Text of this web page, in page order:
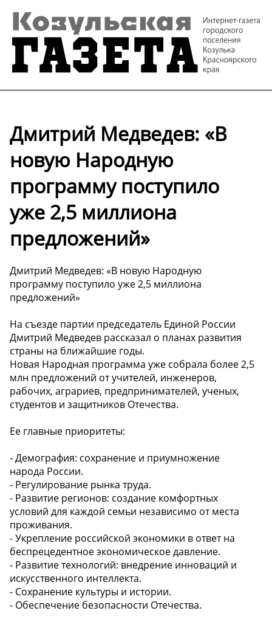
Дмитрий Медведев: «В
новую Народную
программу поступило
уже 2,5 миллиона
предложений»
Дмитрий Медведев: «В новую Народную
программу поступило уже 2,5 миллиона
предложений»
На съезде партии председатель Единой России
Дмитрий Медведев рассказал о планах развития
страны на ближайшие годы.
Новая Народная программа уже собрала более 2,5
млн предложений от учителей, инженеров,
рабочих, аграриев, предпринимателей, ученых,
студентов и защитников Отечества.
Ее главные приоритеты:
- Демография: сохранение и приумножение
народа России.
- Регулирование рынка труда.
- Развитие регионов: создание комфортных
условий для каждой семьи независимо от места
проживания.
- Укрепление российской экономики в ответ на
беспрецедентное экономическое давление.
- Развитие технологий: внедрение инноваций и
искусственного интеллекта.
- Сохранение культуры и истории.
- Обеспечение безопасности Отечества.